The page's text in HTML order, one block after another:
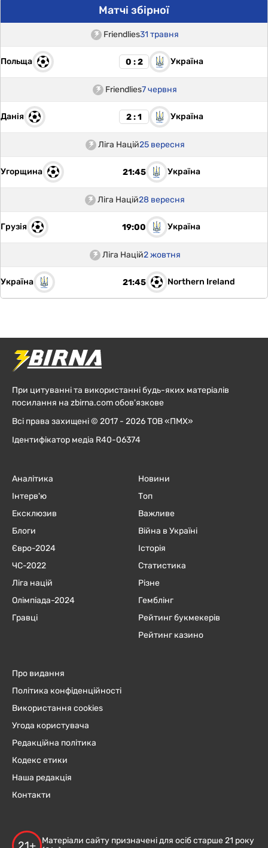
Матчі збірної
Friendlies31 травня
Польща 0 : 2 Україна
Friendlies7 червня
Данія 2 : 1 Україна
Ліга Націй25 вересня
Угорщина 21:45 Україна
Ліга Націй28 вересня
Грузія 19:00 Україна
Ліга Націй2 жовтня
Україна 21:45 Northern Ireland
При цитуванні та використанні будь-яких матеріалів
посилання на zbirna.com обов'язкове
Всі права захищені © 2017 - 2026 ТОВ «ПМХ»
Ідентифікатор медіа R40-06374
Аналітика
Інтерв'ю
Ексклюзив
Блоги
Євро-2024
ЧC-2022
Ліга націй
Олімпіада-2024
Гравці
Новини
Топ
Важливе
Війна в Україні
Історія
Статистика
Різне
Гемблінг
Рейтинг букмекерів
Рейтинг казино
Про видання
Політика конфіденційності
Використання cookies
Угода користувача
Редакційна політика
Кодекс етики
Наша редакція
Контакти
Матеріали сайту призначені для осіб старше 21 року